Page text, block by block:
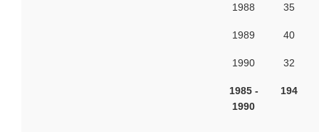
1988
1989
1990
1985 -
1990
35
40
32
194